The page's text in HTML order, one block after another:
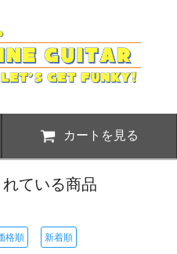
カートを見る
ている商品
格順 新着順